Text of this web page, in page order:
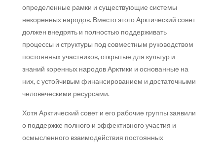
определенные рамки и существующие системы
некоренных народов. Вместо этого Арктический совет
должен внедрять и полностью поддерживать
процессы и структуры под совместным руководством
постоянных участников, открытые для культур и
знаний коренных народов Арктики и основанные на
них, с устойчивым финансированием и достаточными
человеческими ресурсами.
Хотя Арктический совет и его рабочие группы заявили
о поддержке полного и эффективного участия и
осмысленного взаимодействия постоянных